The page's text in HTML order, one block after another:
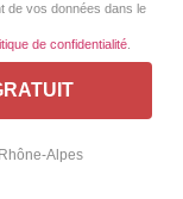
de vos données dans le
de confidentialité
Alpes